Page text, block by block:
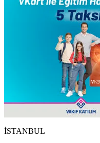
İSTANBUL